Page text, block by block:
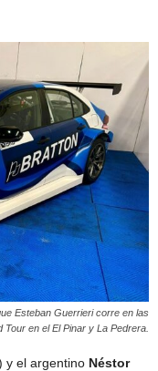
Esteban Guerrieri corre en las
en el El Pinar y La Pedrera.
y el argentino Néstor